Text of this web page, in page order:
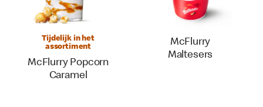
Tijdelijk in het
assortiment
McFlurry Popcorn
Caramel
McFlurry
Maltesers